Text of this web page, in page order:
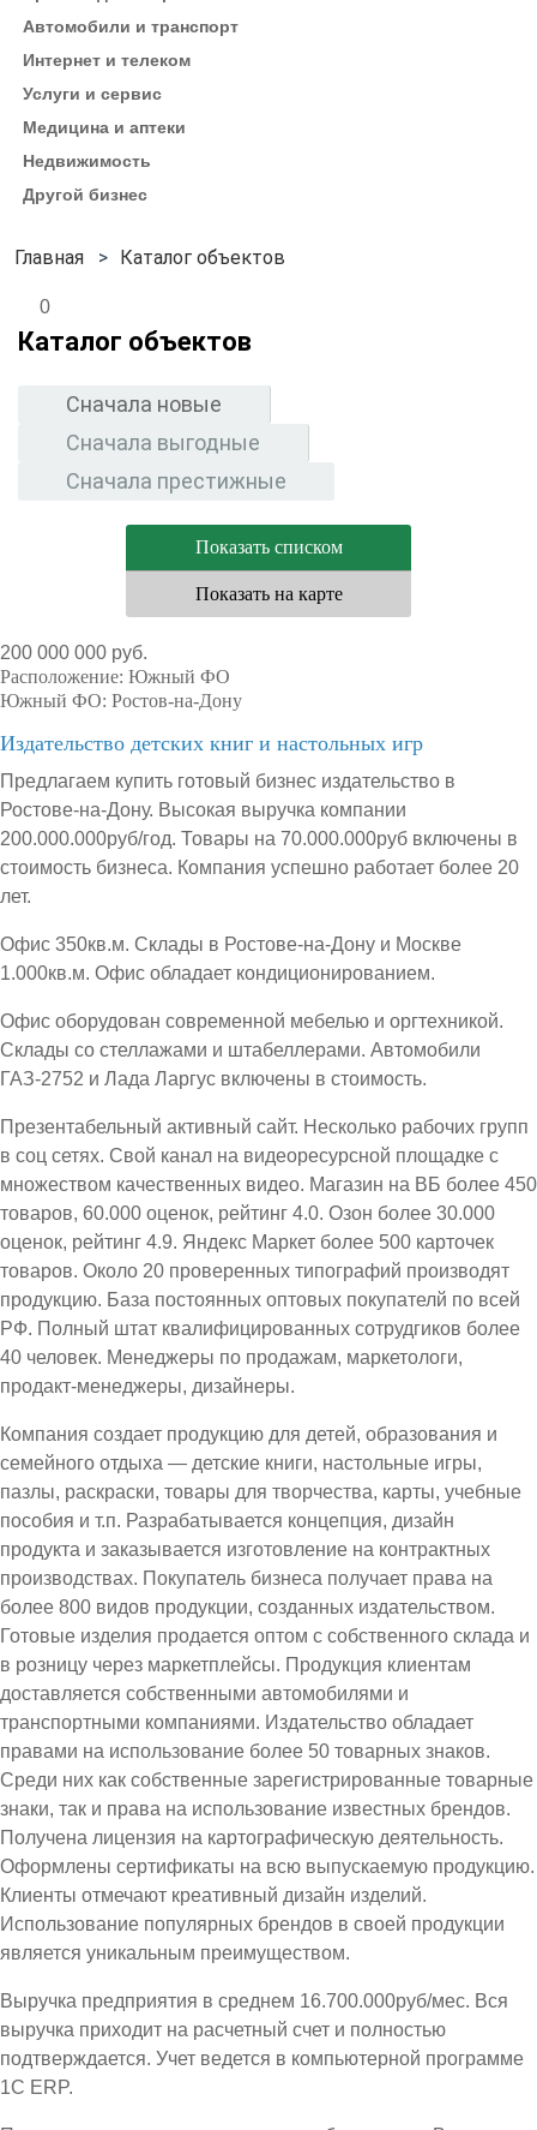
Автомобили и транспорт
Интернет и телеком
Услуги и сервис
Медицина и аптеки
Недвижимость
Другой бизнес
Каталог объектов
0
Каталог объектов
Сначала новые
Сначала выгодные
Сначала престижные
Показать списком
Показать на карте
200 000 000 руб.
Расположение: Южный ФО
Южный ФО: Ростов-на-Дону
Издательство детских книг и настольных игр
Предлагаем купить готовый бизнес издательство в
Ростове-на-Дону. Высокая выручка компании
200.000.000руб/год. Товары на 70.000.000руб включены в
стоимость бизнеса. Компания успешно работает более 20
лет.
Офис 350кв.м. Склады в Ростове-на-Дону и Москве
1.000кв.м. Офис обладает кондиционированием.
Офис оборудован современной мебелью и оргтехникой.
Склады со стеллажами и штабеллерами. Автомобили
ГАЗ-2752 и Лада Ларгус включены в стоимость.
Презентабельный активный сайт. Несколько рабочих групп
в соц сетях. Свой канал на видеоресурсной площадке с
множеством качественных видео. Магазин на ВБ более 450
товаров, 60.000 оценок, рейтинг 4.0. Озон более 30.000
оценок, рейтинг 4.9. Яндекс Маркет более 500 карточек
товаров. Около 20 проверенных типографий производят
продукцию. База постоянных оптовых покупателй по всей
РФ. Полный штат квалифицированных сотрудгиков более
40 человек. Менеджеры по продажам, маркетологи,
продакт-менеджеры, дизайнеры.
Компания создает продукцию для детей, образования и
семейного отдыха — детские книги, настольные игры,
пазлы, раскраски, товары для творчества, карты, учебные
пособия и т.п. Разрабатывается концепция, дизайн
продукта и заказывается изготовление на контрактных
производствах. Покупатель бизнеса получает права на
более 800 видов продукции, созданных издательством.
Готовые изделия продается оптом с собственного склада и
в розницу через маркетплейсы. Продукция клиентам
доставляется собственными автомобилями и
транспортными компаниями. Издательство обладает
правами на использование более 50 товарных знаков.
Среди них как собственные зарегистрированные товарные
знаки, так и права на использование известных брендов.
Получена лицензия на картографическую деятельность.
Оформлены сертификаты на всю выпускаемую продукцию.
Клиенты отмечают креативный дизайн изделий.
Использование популярных брендов в своей продукции
является уникальным преимуществом.
Выручка предприятия в среднем 16.700.000руб/мес. Вся
выручка приходит на расчетный счет и полностью
подтверждается. Учет ведется в компьютерной программе
1С ЕRP.